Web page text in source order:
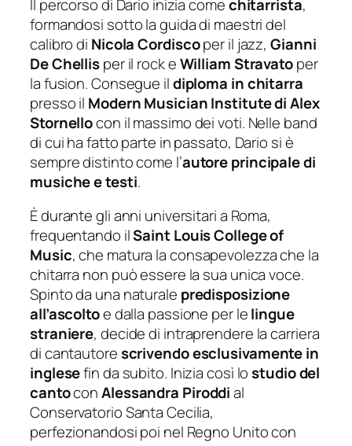
Il percorso di Dario inizia comechitarrista,
formandosi sotto la guida di maestri del
calibro di Nicola Cordiscoper il jazz,Gianni
De Chellisper il rock eWilliam Stravatoper
la fusion. Consegue ildiploma in chitarra
presso il Modern Musician Institute di Alex
Stornellocon il massimo dei voti. Nelle band
di cui ha fatto parte in passato, Dario si è
sempre distinto come l’autore principale di
musiche e testi.
È durante gli anni universitari a Roma,
frequentando ilSaint Louis College of
Music, che matura la consapevolezza che la
chitarra non può essere la sua unica voce.
Spinto da una naturale predisposizione
all’ascoltoe dalla passione per lelingue
straniere, decide di intraprendere la carriera
di cantautorescrivendo esclusivamente in
inglesefin da subito. Inizia così lostudio del
cantoconAlessandra Piroddial
Conservatorio Santa Cecilia,
perfezionandosi poi nel Regno Unito con